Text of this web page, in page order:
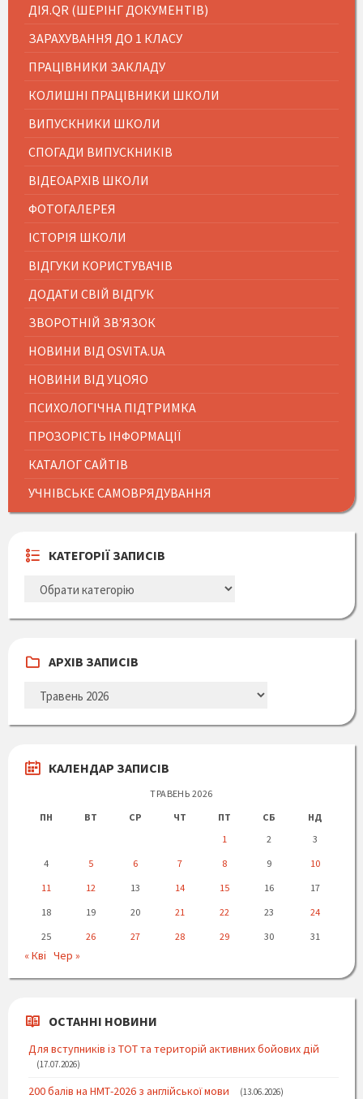
ДІЯ.QR (ШЕРІНГ ДОКУМЕНТІВ)
ЗАРАХУВАННЯ ДО 1 КЛАСУ
ПРАЦІВНИКИ ЗАКЛАДУ
КОЛИШНІ ПРАЦІВНИКИ ШКОЛИ
ВИПУСКНИКИ ШКОЛИ
СПОГАДИ ВИПУСКНИКІВ
ВІДЕОАРХІВ ШКОЛИ
ФОТОГАЛЕРЕЯ
ІСТОРІЯ ШКОЛИ
ВІДГУКИ КОРИСТУВАЧІВ
ДОДАТИ СВІЙ ВІДГУК
ЗВОРОТНІЙ ЗВ’ЯЗОК
НОВИНИ ВІД OSVITA.UA
НОВИНИ ВІД УЦОЯО
ПСИХОЛОГІЧНА ПІДТРИМКА
ПРОЗОРІСТЬ ІНФОРМАЦІЇ
КАТАЛОГ САЙТІВ
УЧНІВСЬКЕ САМОВРЯДУВАННЯ
КАТЕГОРІЇ ЗАПИСІВ
ЗАПИСІВ
АРХІВ ЗАПИСІВ
ЗАПИСІВ
КАЛЕНДАР ЗАПИСІВ
ТРАВЕНЬ 2026
ПН
ВТ СР ЧТ ПТ СБ
НД
1
2
3
4
5 6 7 8 9
10
11
12 13 14 15 16
17
18
19 20 21 22 23
24
25
26 27 28 29 30 31
« Кві Чер »
ОСТАННІ НОВИНИ
Для вступників із ТОТ та територій активних бойових дій
17.07.2026
200 балів на НМТ-2026 з англійської мови 13.06.2026